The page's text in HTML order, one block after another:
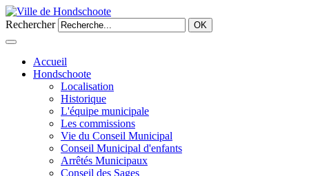
Rechercher OK
Accueil
Hondschoote
Localisation
Historique
L'équipe municipale
Les commissions
Vie du Conseil Municipal
Conseil Municipal d'enfants
Arrêtés Municipaux
Conseil des Sages